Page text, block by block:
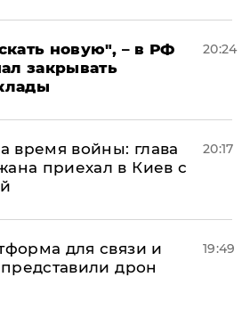
новую", – в РФ
закрывать
20:24
время войны: глава
приехал в Киев с
20:17
для связи и
дрон
19:49